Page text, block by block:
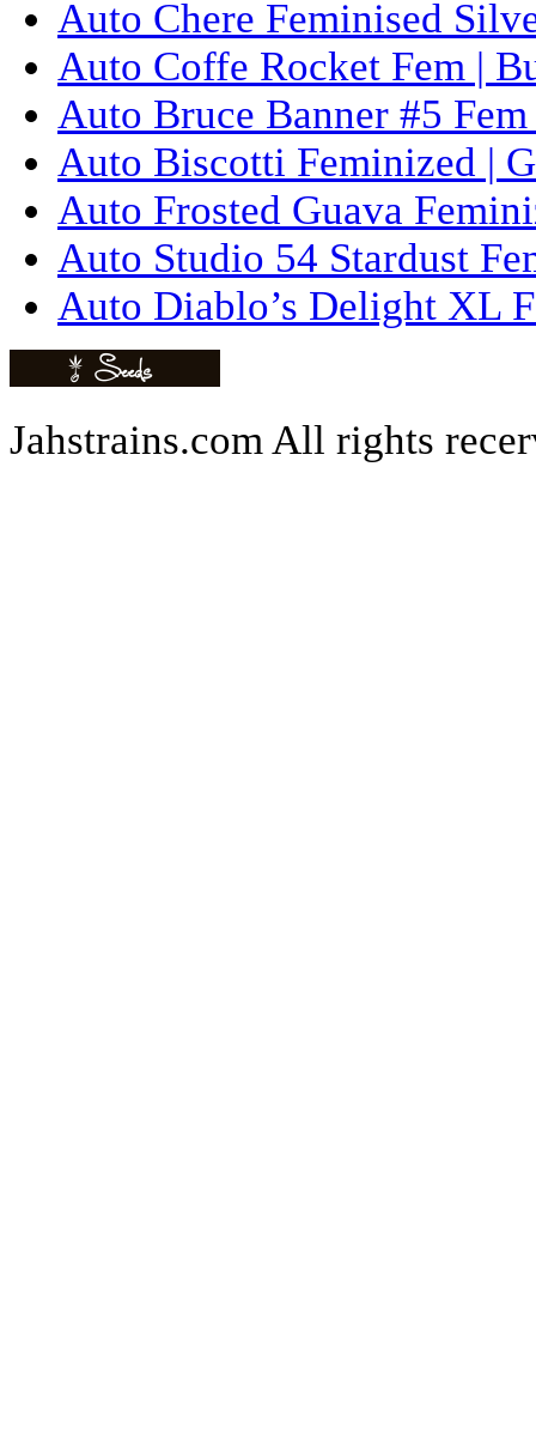
Auto Chere Feminised
Auto Coffe Rocket Fem |
Auto Bruce Banner #5
Auto Biscotti Feminized |
Auto Frosted Guava
Auto Studio 54 Stardust
Auto Diablo’s Delight XL
Jahstrains.comAll rights